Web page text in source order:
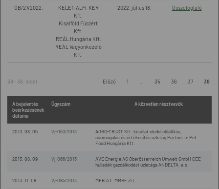
ÖB/27/2022.
KELET-ALFI-KER
Kft.
Kisalföld Füszért
Kft.
REÁL Hungária Kft.
REÁL Vagyonkezelő
Kft.
2022. július 18. Összefoglaló
38 - 38. oldal Előző 1 35 36 37 38
A bejelentés
beérkezésének
dátuma
Ügyszám A közvetlen résztvevők
2013. 08. 05 Vj-063/2013
AGRO-TRUST Kft. kisállat eledel előállítás,
csomagolás és értékesítés üzletág Partner in Pet
Food Hungária Kft.
2013. 08. 09 Vj-066/2013
AVE Energie AG Oberösterreich Umwelt GmbH CEE
hulladék gazdálkodási üzletága ANDELTA, a.s.
2013. 11. 08 Vj-085/2013 MFB Zrt. MMBF Zrt.